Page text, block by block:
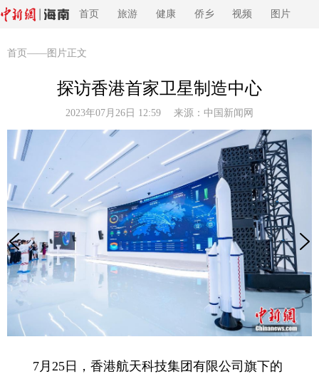
首页 旅游 健康 侨乡 视频 图片
首页 ——图片正文
探访香港首家卫星制造中心
2023年07月26日 12:59 来源： 中国新闻网
7月25日，香港航天科技集团有限公司旗下的